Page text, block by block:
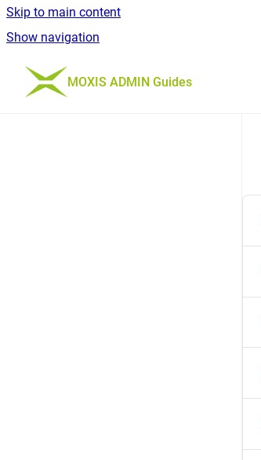
Skip to main content
Show navigation
Go to homepage
MOXIS ADMIN Guides